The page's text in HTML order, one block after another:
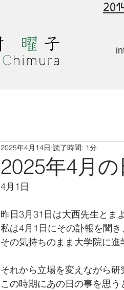
2025年4月
2025年4月14日 読了時間: 1分
4月1日
昨日3月31日は大西先生とま
私は4月1日にその訃報を聞
その気持ちのまま大学院に進
それから立場を変えながら
この時期にあの日の事を思